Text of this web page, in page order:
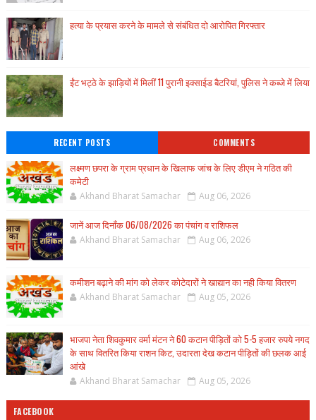
हत्या के प्रयास करने के मामले से संबंधित दो आरोपित गिरफ्तार
ईंट भट्ठे के झाड़ियों में मिलीं 11 पुरानी इक्साईड बैटरियां, पुलिस ने कब्जे में लिया
RECENT POSTS COMMENTS
लक्ष्मण छपरा के ग्राम प्रधान के खिलाफ जांच के लिए डीएम ने गठित की
कमेटी
Akhand Bharat Samachar Aug 06, 2026
जानें आज दिनाँक 06/08/2026 का पंचांग व राशिफल
Akhand Bharat Samachar Aug 06, 2026
कमीशन बढ़ाने की मांग को लेकर कोटेदारों ने खाद्यान का नही किया वितरण
Akhand Bharat Samachar Aug 05, 2026
भाजपा नेता शिवकुमार वर्मा मंटन ने 60 कटान पीड़ितों को 5-5 हजार रुपये नगद
के साथ वितरित किया राशन किट, उदारता देख कटान पीड़ितों की छलक आई
आंखे
Akhand Bharat Samachar Aug 05, 2026
FACEBOOK